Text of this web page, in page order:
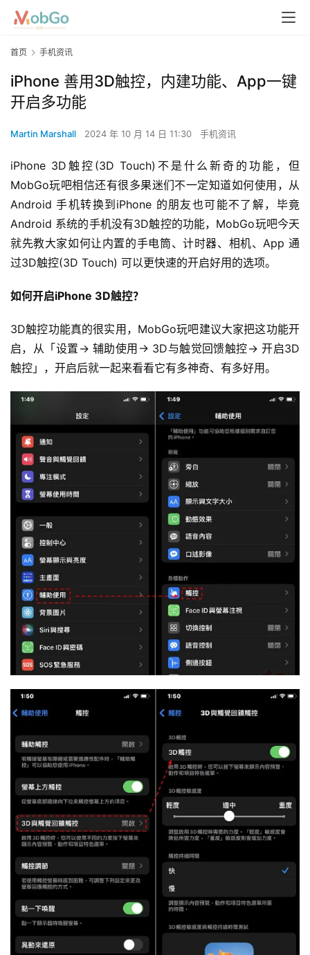
首页 手机资讯
iPhone 善用3D触控，内建功能、App一键
开启多功能
Martin Marshall 2024 年 10 月 14 日 11:30 手机资讯
iPhone 3D触控(3D Touch)不是什么新奇的功能，但
MobGo玩吧相信还有很多果迷们不一定知道如何使用，从
Android 手机转换到iPhone 的朋友也可能不了解，毕竟
Android 系统的手机没有3D触控的功能，MobGo玩吧今天
就先教大家如何让内置的手电筒、计时器、相机、App 通
过3D触控(3D Touch) 可以更快速的开启好用的选项。
如何开启iPhone 3D触控？
3D触控功能真的很实用，MobGo玩吧建议大家把这功能开
启，从「设置-> 辅助使用-> 3D与触觉回馈触控-> 开启3D
触控」，开启后就一起来看看它有多神奇、有多好用。